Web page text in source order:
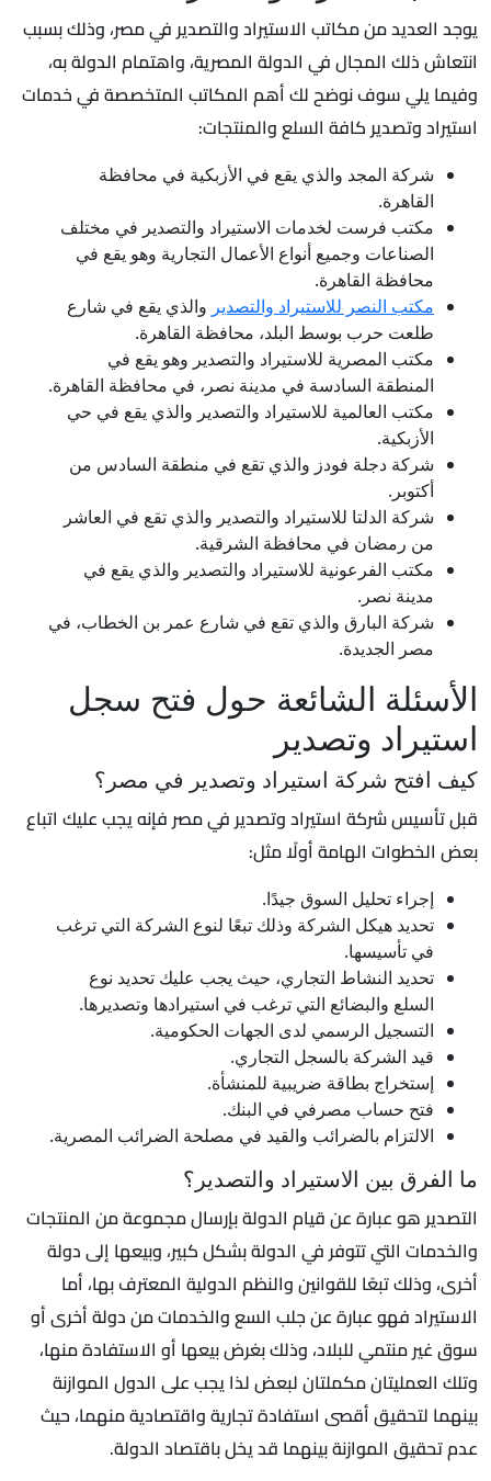
يوجد العديد من مكاتب الاستيراد والتصدير في مصر، وذلك بسبب
انتعاش ذلك المجال في الدولة المصرية، واهتمام الدولة به،
وفيما يلي سوف نوضح لك أهم المكاتب المتخصصة في خدمات
استيراد وتصدير كافة السلع والمنتجات:
شركة المجد والذي يقع في الأزبكية في محافظة
القاهرة.
مكتب فرست لخدمات الاستيراد والتصدير في مختلف
الصناعات وجميع أنواع الأعمال التجارية وهو يقع في
محافظة القاهرة.
مكتب النصر للاستيراد والتصدير والذي يقع في شارع
طلعت حرب بوسط البلد، محافظة القاهرة.
مكتب المصرية للاستيراد والتصدير وهو يقع في
المنطقة السادسة في مدينة نصر، في محافظة القاهرة.
مكتب العالمية للاستيراد والتصدير والذي يقع في حي
الأزبكية.
شركة دجلة فودز والذي تقع في منطقة السادس من
أكتوبر.
شركة الدلتا للاستيراد والتصدير والذي تقع في العاشر
من رمضان في محافظة الشرقية.
مكتب الفرعونية للاستيراد والتصدير والذي يقع في
مدينة نصر.
شركة البارق والذي تقع في شارع عمر بن الخطاب، في
مصر الجديدة.
الأسئلة الشائعة حول فتح سجل
استيراد وتصدير
كيف افتح شركة استيراد وتصدير في مصر؟
قبل تأسيس شركة استيراد وتصدير في مصر فإنه يجب عليك اتباع
بعض الخطوات الهامة أولًا مثل:
إجراء تحليل السوق جيدًا.
تحديد هيكل الشركة وذلك تبعًا لنوع الشركة التي ترغب
في تأسيسها.
تحديد النشاط التجاري، حيث يجب عليك تحديد نوع
السلع والبضائع التي ترغب في استيرادها وتصديرها.
التسجيل الرسمي لدى الجهات الحكومية.
قيد الشركة بالسجل التجاري.
إستخراج بطاقة ضريبية للمنشأة.
فتح حساب مصرفي في البنك.
الالتزام بالضرائب والقيد في مصلحة الضرائب المصرية.
ما الفرق بين الاستيراد والتصدير؟
التصدير هو عبارة عن قيام الدولة بإرسال مجموعة من المنتجات
والخدمات التي تتوفر في الدولة بشكل كبير، وبيعها إلى دولة
أخرى، وذلك تبعًا للقوانين والنظم الدولية المعترف بها، أما
الاستيراد فهو عبارة عن جلب السع والخدمات من دولة أخرى أو
سوق غير منتمي للبلاد، وذلك بغرض بيعها أو الاستفادة منها،
وتلك العمليتان مكملتان لبعض لذا يجب على الدول الموازنة
بينهما لتحقيق أقصى استفادة تجارية واقتصادية منهما، حيث
عدم تحقيق الموازنة بينهما قد يخل باقتصاد الدولة.